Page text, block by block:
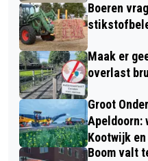
Boeren
Maak er
overlast
Groot
Apeldoorn:
Kootwijk
Boom valt